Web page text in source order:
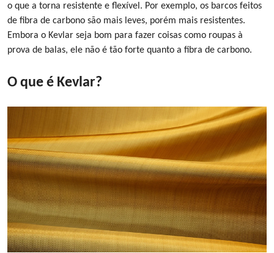
o que a torna resistente e flexível. Por exemplo, os barcos feitos
de fibra de carbono são mais leves, porém mais resistentes.
Embora o Kevlar seja bom para fazer coisas como roupas à
prova de balas, ele não é tão forte quanto a fibra de carbono.
O que é Kevlar?